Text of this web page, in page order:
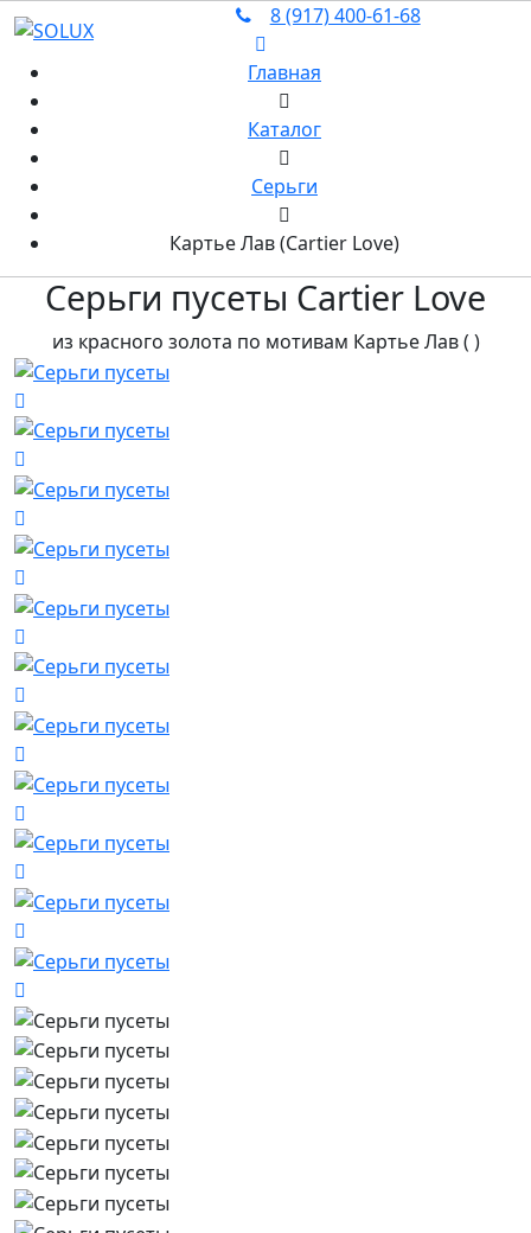
8 (917) 400‑61‑68
Главная
Каталог
Серьги
Картье Лав (Cartier Love)
Серьги пусеты Cartier Love
из красного золота по мотивам Картье Лав ( )